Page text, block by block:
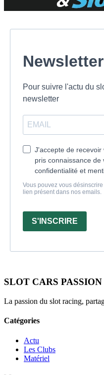
Pour suivre l'actu du
newsletter
J'accepte de
pris connaissance de
confidentialité et
Vous pouvez vous
lien présent dans nos emails.
S'INSCRIRE
SLOT CARS PASSION
La passion du slot racing,
Catégories
Actu
Les Clubs
Matériel